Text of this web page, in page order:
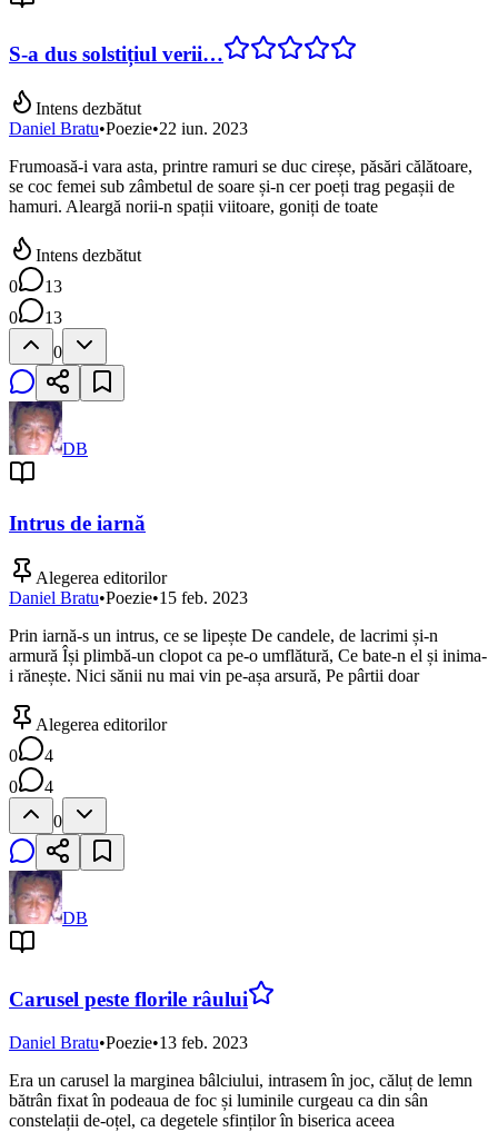
S-a dus solstițiul verii…
Intens dezbătut
Daniel Bratu•Poezie•22 iun. 2023
Frumoasă-i vara asta, printre ramuri se duc cireșe, păsări călătoare,
se coc femei sub zâmbetul de soare și-n cer poeți trag pegașii de
hamuri. Aleargă norii-n spații viitoare, goniți de toate
Intens dezbătut
0
13
0
13
0
DB
Intrus de iarnă
Alegerea editorilor
Daniel Bratu•Poezie•15 feb. 2023
Prin iarnă-s un intrus, ce se lipește De candele, de lacrimi și-n
armură Își plimbă-un clopot ca pe-o umflătură, Ce bate-n el și inima-
i rănește. Nici sănii nu mai vin pe-așa arsură, Pe pârtii doar
Alegerea editorilor
0
4
0
4
0
DB
Carusel peste florile râului
Daniel Bratu•Poezie•13 feb. 2023
Era un carusel la marginea bâlciului, intrasem în joc, căluț de lemn
bătrân fixat în podeaua de foc și luminile curgeau ca din sân
constelații de-oțel, ca degetele sfinților în biserica aceea